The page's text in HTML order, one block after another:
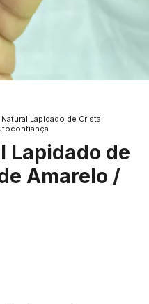
Lapidado de Cristal
Lapidado de
Amarelo /